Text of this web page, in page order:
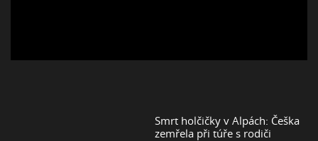
Smrt holčičky v Alpách: Češka
zemřela při túře s rodiči